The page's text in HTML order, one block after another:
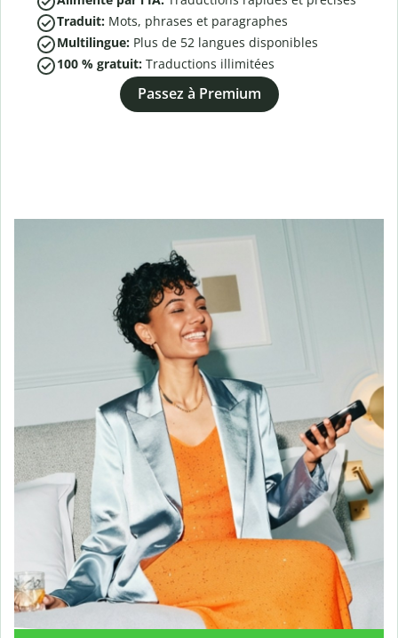
Traduit: Mots, phrases et paragraphes
Multilingue: Plus de 52 langues disponibles
100 % gratuit: Traductions illimitées
Passez à Premium